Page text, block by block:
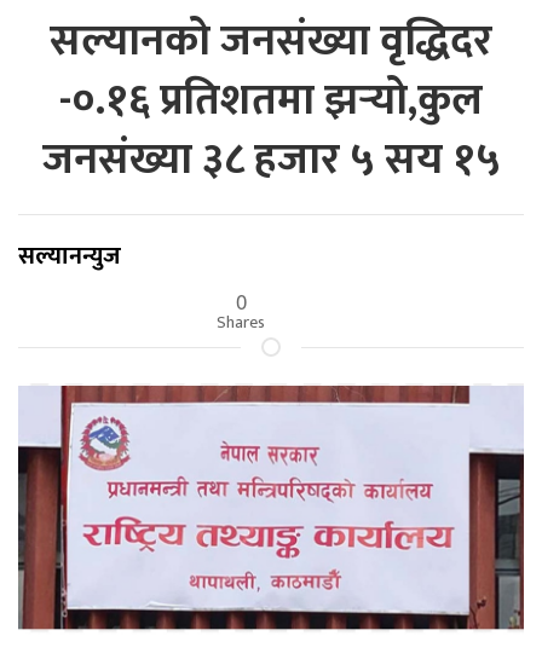
सल्यानको जनसंख्या वृद्धिदर
-०.१६ प्रतिशतमा झर्‍यो,कुल
जनसंख्या ३८ हजार ५ सय १५
सल्यानन्युज
0
Shares